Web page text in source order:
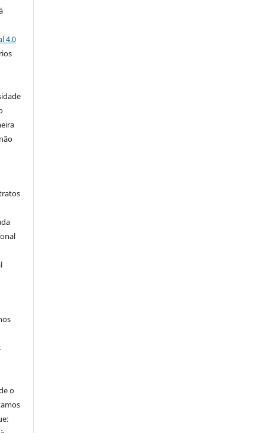
4.0
o